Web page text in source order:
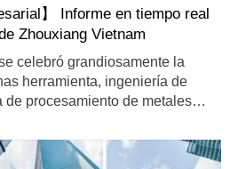
】 Informe en tiempo real
Zhouxiang Vietnam
celebró grandiosamente la
herramienta, ingeniería de
de procesamiento de metales
de soldadura y corte,
exposición sus productos y